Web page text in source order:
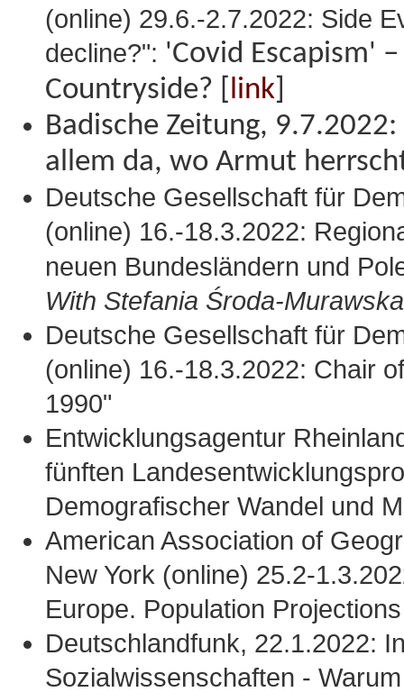
(online) 29.6.-2.7.2022: Side
decline?": 'Covid Escapism'
Countryside? [ link
Badische Zeitung,
allem da, wo Armut
Deutsche Gesellschaft für
(online) 16.-18.3.2022:
neuen Bundesländern und
With Stefania Środa-
Deutsche Gesellschaft für
(online) 16.-18.3.2022: Chair
1990"
Entwicklungsagentur
fünften
Demografischer Wandel und
American Association of
New York (online) 25.2-
Europe. Population
Deutschlandfunk, 22.1.2022:
Sozialwissenschaften -